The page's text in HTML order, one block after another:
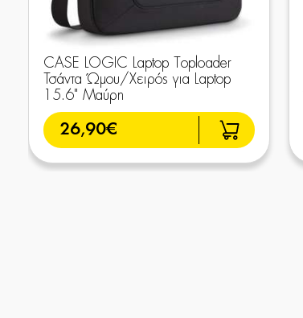
CASE LOGIC Laptop Toploader
Τσάντα Ώμου/Χειρός για Laptop
15.6" Μαύρη
26,90€